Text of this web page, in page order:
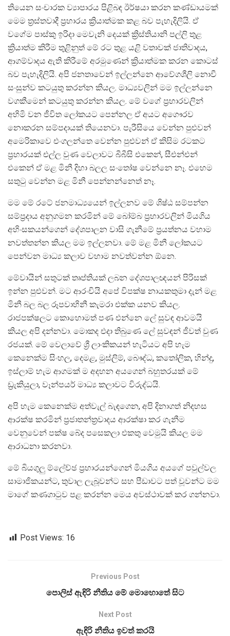
තියෙන සංචාරක ව්‍යාපාරය පිළිබඳ ඊර්ෂයා කරන කණ්ඩායමක්
මෙම ත්‍රස්තවාදී ප්‍රහාරය ක්‍රියාත්මක කළ බව පැහැදිලියි. ඒ
වගේම පාස්කු ඉරිදා මෙවැනි දෙයක් ක්‍රිස්තියානි පල්ලි තුළ
ක්‍රියාත්ම කිරීම තුළිනුත් මේ රට තුළ යළි වතාවක් ජාතිවාදය,
ආගම්වාදය ඇති කිරීමේ අරමුණෙන් ක්‍රියාත්මක කරන කොටස්
බව පැහැදිලියි. අපි ජනතාවෙන් ඉල්ලන්නෙ ආවේගශීලි නොවී
සංසුන්ව කටයුතු කරන්න කියල. මාධ්‍යවලින් මම ඉල්ලන්නෙ
වගකීමෙන් කටයුතු කරන්න කියල. මේ වගේ ප්‍රහාරවලින්
අහිමි වන ජීවිත ලෝකයට පෙන්නල ඒ අයට අගෞරව
නොකරන සම්පදායක් තියෙනවා. පැරීසියෙ වෙන්න පුළුවන්
අමෙරිකාවෙ එංගලන්තෙ වෙන්න පුළුවන් ඒ කිසිම රටකට
ප්‍රහාරයක් එල්ල වුණ වෙලාවට බීබීසි එකෙන්, සීඑන්එන්
එකෙන් ඒ මළ මිනී දිහා බලල සංතෝෂ වෙන්නෙ නෑ. එහෙම
සතුටු වෙන්න මළ මිනී පෙන්නන්නෙත් නෑ.
මම මේ රටේ ජනමාධ්‍යයෙන් ඉල්ලනව මේ ශිෂ්ඨ සම්පන්න
සම්ප්‍රදාය අනුගමන කරමින් මේ බෝම්බ ප්‍රහාරවලින් මියගිය
අහිංසකයන්ගෙන් දේශපාලන වාසි ගැනීමේ ප්‍රයත්නය වහාම
නවත්තන්න කියල මම ඉල්ලනවා. මේ මළ මිනී ලෝකයට
පෙන්වන මාධ්‍ය කලාව වහාම නවත්වන්න ඕනෙ.
මේවායින් සතුටක් තෘප්තියක් ලබන දේශපාලඥයන් පිරිසක්
ඉන්න පුළුවන්. මට ආරංචියි අපේ විපක්ෂ නායකතුමා දැන් මළ
මිනී බල බල රූපවාහිනී කැමරා එක්ක යනව කියල.
රාජපක්ෂලට කොහොමත් පණ එන්නෙ ලේ සුවඳ ආවමයි
කියල අපි දන්නවා. මොකද එදා තිබුණෙ ලේ සුවඳන් ජීවත් වුණ
රජයක්. මේ වෙලාවේ ශ්‍රී ලාංකිකයන් හැටියට අපි හැම
කෙනෙක්ම සිංහල, දෙමළ, මුස්ලිම්, බෞද්ධ, කතෝලික, හින්දු,
ඉස්ලාම් හැම ආගමක් ම අදහන අයගෙන් බහුතරයක් මේ
ඩ්‍රැකියුලා, වෑන්පයර් මාධ්‍ය කලාවට විරුද්ධයි.
අපි හැම කෙනෙක්ම අත්වැල් බැඳගෙන, අපි දිනාගත් නිදහස
ආරක්ෂ කරමින් ප්‍රජාතන්ත්‍රවාදය ආරක්ෂා කර ගැනීම
වෙනුවෙන් පක්ෂ බේද පසෙකලා එකතු වෙමුයි කියල මම
ආරාධනා කරනවා.
මේ බියගුලු ම්ලේච්ඡ ප්‍රහාරයන්ගෙන් මියගිය අයගේ පවුල්වල
සාමාජිකයන්ට, තුවාල ලැබූවන්ට සහ පීඩාවට පත් වූවන්ට මම
මාගේ කණගාටුව පළ කරන්න මෙය අවස්ථාවක් කර ගන්නවා.
Post Views: 16
Previous Post
පොලිස් ඇඳිරි නීතිය මේ මොහොතේ සිට
Next Post
ඇඳිරි නීතිය ඉවත් කරයි